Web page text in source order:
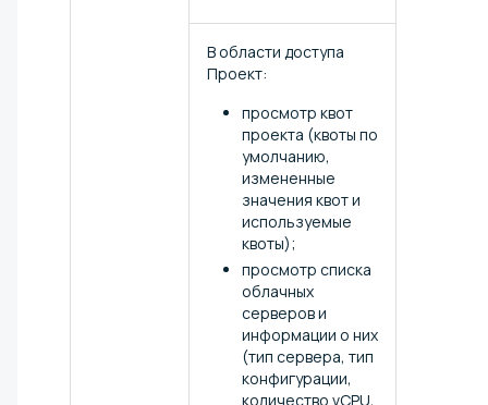
В области доступа
Проект:
просмотр квот
проекта (квоты по
умолчанию,
измененные
значения квот и
используемые
квоты);
просмотр списка
облачных
серверов и
информации о них
(тип сервера, тип
конфигурации,
количество vCPU,